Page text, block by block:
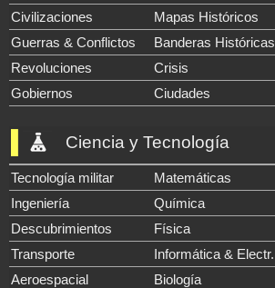
Civilizaciones
Mapas Históricos
Guerras & Conflictos
Banderas Históricas
Revoluciones
Crisis
Gobiernos
Ciudades
Ciencia y Tecnología
Tecnología militar
Matemáticas
Ingeniería
Química
Descubrimientos
Física
Transporte
Informática & Electr.
Aeroespacial
Biología